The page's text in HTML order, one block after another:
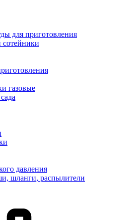
для приготовления
газовые
давления
шланги, распылители